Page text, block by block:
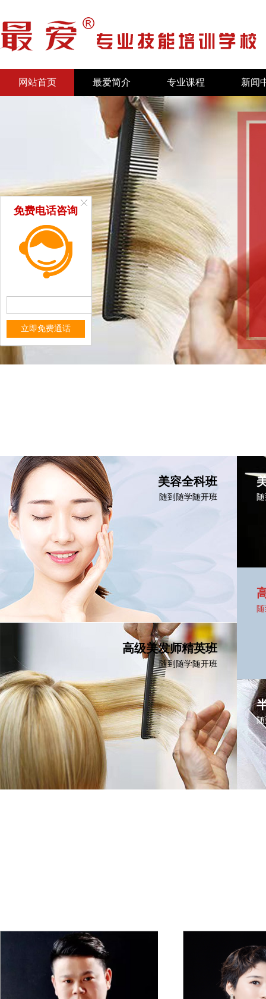
网站首页 最爱简介 专业课程 新闻
美容全科班
随到随学随开班
高级美发师精英班
随到随学随开班
+ MORE
+ MORE
免费电话咨询
立即免费通话